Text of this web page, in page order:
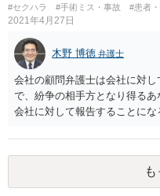
#セクハラ #手術ミス・事故 #患者
2021年4月27日
木野 博徳 弁護士
会社の顧問弁護士は会社に対
で、紛争の相手方となり得る
会社に対して報告することに
ってはあるかもしれませんが
利益相反の問題が生じうるの
でしょうし、とりわけ今回の
しいという要望を受け容れる